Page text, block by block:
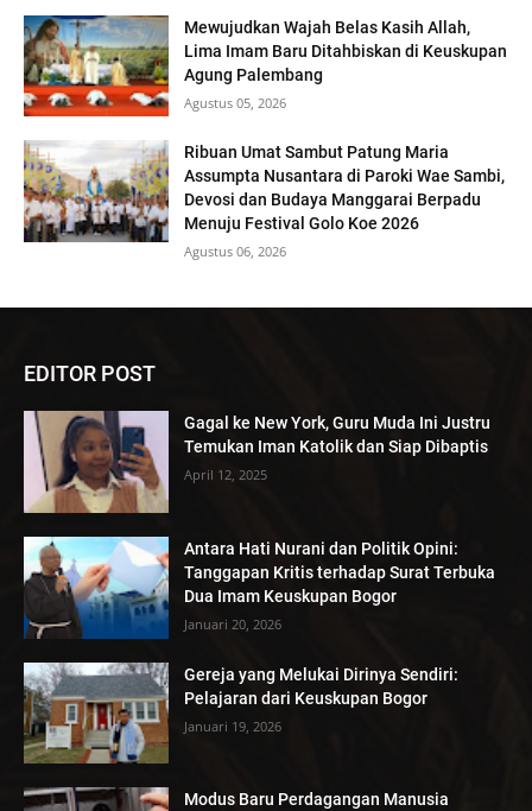
Mewujudkan Wajah Belas Kasih Allah,
Lima Imam Baru Ditahbiskan di Keuskupan
Agung Palembang
Agustus 05, 2026
Ribuan Umat Sambut Patung Maria
Assumpta Nusantara di Paroki Wae Sambi,
Devosi dan Budaya Manggarai Berpadu
Menuju Festival Golo Koe 2026
Agustus 06, 2026
EDITOR POST
Gagal ke New York, Guru Muda Ini Justru
Temukan Iman Katolik dan Siap Dibaptis
April 12, 2025
Antara Hati Nurani dan Politik Opini:
Tanggapan Kritis terhadap Surat Terbuka
Dua Imam Keuskupan Bogor
Januari 20, 2026
Gereja yang Melukai Dirinya Sendiri:
Pelajaran dari Keuskupan Bogor
Januari 19, 2026
Modus Baru Perdagangan Manusia